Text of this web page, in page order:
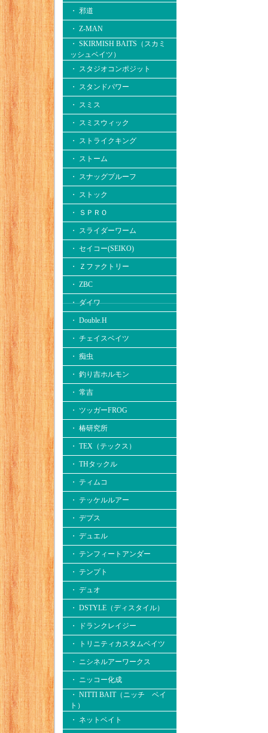
・ 邪道
・ Z-MAN
・ SKIRMISH BAITS（スカミ
ッシュベイツ）
・ スタジオコンポジット
・ スタンドパワー
・ スミス
・ スミスウィック
・ ストライクキング
・ ストーム
・ スナッグプルーフ
・ ストック
・ ＳＰＲＯ
・ スライダーワーム
・ セイコー(SEIKO)
・ Ｚファクトリー
・ ZBC
・ ダイワ
・ Double.H
・ チェイスベイツ
・ 痴虫
・ 釣り吉ホルモン
・ 常吉
・ ツッガーFROG
・ 椿研究所
・ TEX（テックス）
・ THタックル
・ ティムコ
・ テッケルルアー
・ デプス
・ デュエル
・ テンフィートアンダー
・ テンプト
・ デュオ
・ DSTYLE（ディスタイル）
・ ドランクレイジー
・ トリニティカスタムベイツ
・ ニシネルアーワークス
・ ニッコー化成
・ NITTI BAIT（ニッチ ベイ
ト）
・ ネットベイト